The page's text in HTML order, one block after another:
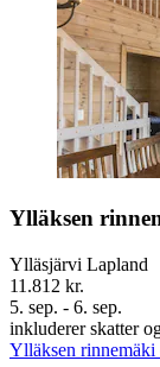
Ylläksen
Ylläsjärvi Lapland
11.812 kr.
5. sep. - 6. sep.
inkluderer skatter
Ylläksen rinnemäki